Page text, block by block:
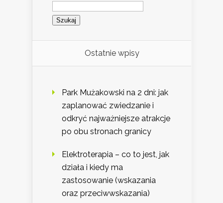
Ostatnie wpisy
Park Mużakowski na 2 dni: jak
zaplanować zwiedzanie i
odkryć najważniejsze atrakcje
po obu stronach granicy
Elektroterapia – co to jest, jak
działa i kiedy ma
zastosowanie (wskazania
oraz przeciwwskazania)